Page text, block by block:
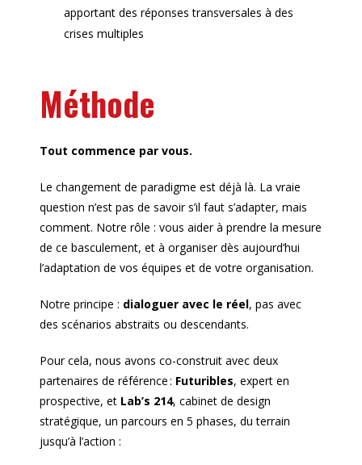
apportant des réponses transversales à des
crises multiples
Méthode
Tout commence par vous.
Le changement de paradigme est déjà là. La vraie
question n’est pas de savoir s’il faut s’adapter, mais
comment. Notre rôle : vous aider à prendre la mesure
de ce basculement, et à organiser dès aujourd’hui
l’adaptation de vos équipes et de votre organisation.
Notre principe : dialoguer avec le réel, pas avec
des scénarios abstraits ou descendants.
Pour cela, nous avons co-construit avec deux
partenaires de référence : Futuribles, expert en
prospective, et Lab’s 214, cabinet de design
stratégique, un parcours en 5 phases, du terrain
jusqu’à l’action :